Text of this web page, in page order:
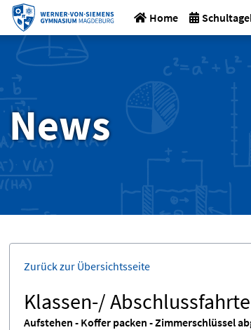
Home
News
Zurück zur Übersichtsseite
Klassen-/
Aufstehen - Koffer packen - Zimmerschlüssel